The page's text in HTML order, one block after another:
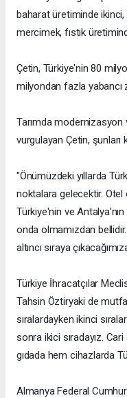
baharat üretiminde ikinci,
mercimek, fıstık
Çetin, Türkiye'nin 80
milyondan fazla yabancı
Tarımda modernizasyon
vurgulayan Çetin, şunları
"Önümüzdeki yıllarda
noktalara gelecektir. Otel
Türkiye'nin ve
onda olmamızdan
altıncı sıraya
Türkiye İhracatçılar
Tahsin Öztiryaki de
sıralardayken ikinci
sonra ikici sıradayız.
gıdada hem cihazlarda
Almanya Federal